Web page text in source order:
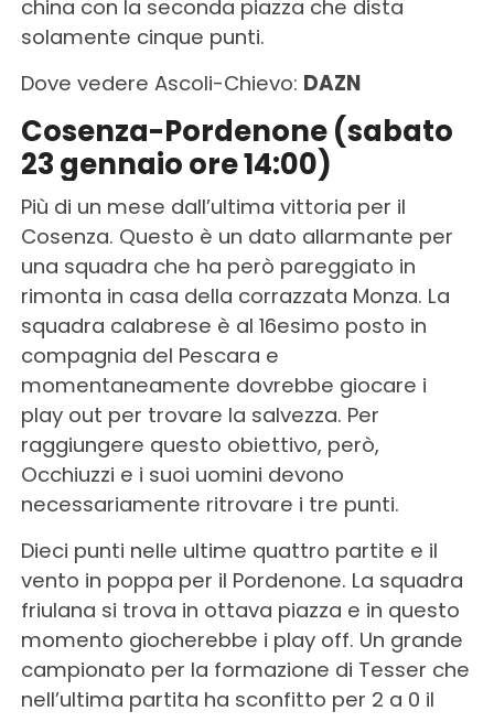
china con la seconda piazza che dista
solamente cinque punti.
Dove vedere Ascoli-Chievo: DAZN
Cosenza-Pordenone (sabato
23 gennaio ore 14:00)
Più di un mese dall’ultima vittoria per il
Cosenza. Questo è un dato allarmante per
una squadra che ha però pareggiato in
rimonta in casa della corrazzata Monza. La
squadra calabrese è al 16esimo posto in
compagnia del Pescara e
momentaneamente dovrebbe giocare i
play out per trovare la salvezza. Per
raggiungere questo obiettivo, però,
Occhiuzzi e i suoi uomini devono
necessariamente ritrovare i tre punti.
Dieci punti nelle ultime quattro partite e il
vento in poppa per il Pordenone. La squadra
friulana si trova in ottava piazza e in questo
momento giocherebbe i play off. Un grande
campionato per la formazione di Tesser che
nell’ultima partita ha sconfitto per 2 a 0 il